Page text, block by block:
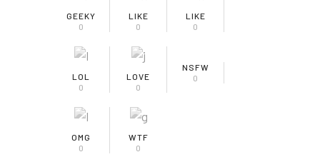
GEEKY
0
LIKE
0
LIKE
0
LOL
0
LOVE
0
NSFW
0
OMG
0
WTF
0